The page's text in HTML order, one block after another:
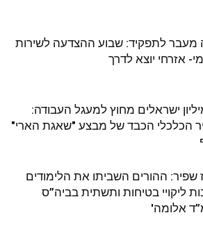
מעבר לתפקיד: שבוע ההצדעה לשירות
אזרחי יוצא לדרך
ישראלים מחוץ למעגל העבודה:
הכלכלי הכבד של מבצע "שאגת הארי"
שפיר: ההורים השביתו את הלימודים
ליקויי בטיחות ותשתית בביה”ס
אלומה'